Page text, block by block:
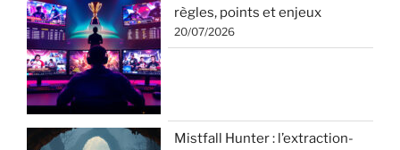
règles, points et enjeux
20/07/2026
Mistfall Hunter : l’extraction-